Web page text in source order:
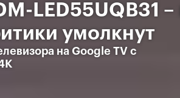
LED55UQB31 –
умолкнут
на Google TV с